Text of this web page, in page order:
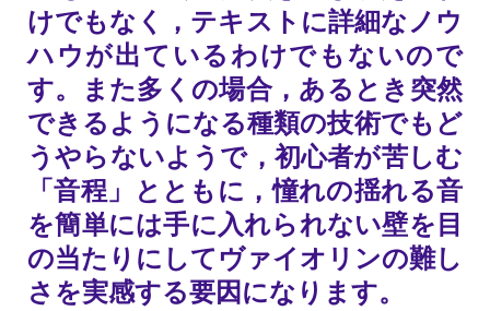
けでもなく，テキストに詳細なノウ
ハウが出ているわけでもないので
す。また多くの場合，あるとき突然
できるようになる種類の技術でもど
うやらないようで，初心者が苦しむ
「音程」とともに，憧れの揺れる音
を簡単には手に入れられない壁を目
の当たりにしてヴァイオリンの難し
さを実感する要因になります。